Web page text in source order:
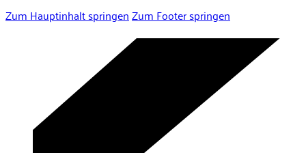
Zum Hauptinhalt springenZum Footer springen